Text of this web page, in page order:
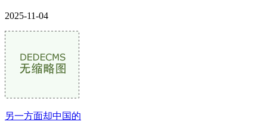
2025-11-04
另一方面却中国的